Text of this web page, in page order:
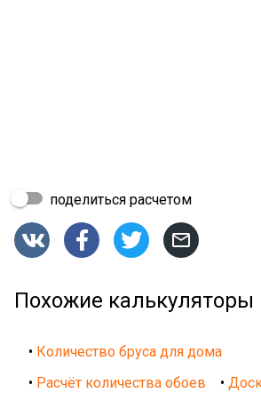
поделиться расчетом
   
Похожие калькуляторы
• Количество бруса для дома
• Расчёт количества обоев •